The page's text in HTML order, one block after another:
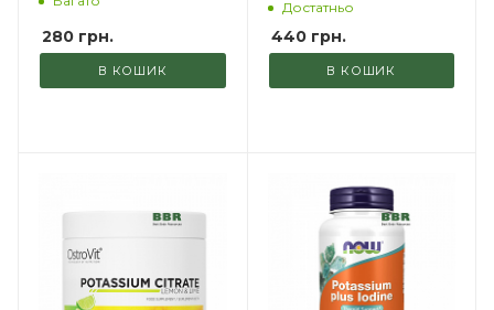
280 грн.
В КОШИК
Достатньо
440грн.
В КОШИК